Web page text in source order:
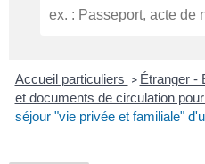
Accueil particuliers > Étranger -
et documents de circulation
séjour "vie privée et familiale"